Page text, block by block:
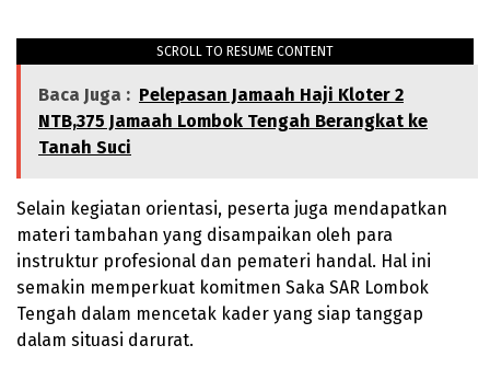
SCROLL TO RESUME CONTENT
Baca Juga : Pelepasan Jamaah Haji Kloter 2
NTB,375 Jamaah Lombok Tengah Berangkat ke
Tanah Suci
Selain kegiatan orientasi, peserta juga mendapatkan
materi tambahan yang disampaikan oleh para
instruktur profesional dan pemateri handal. Hal ini
semakin memperkuat komitmen Saka SAR Lombok
Tengah dalam mencetak kader yang siap tanggap
dalam situasi darurat.